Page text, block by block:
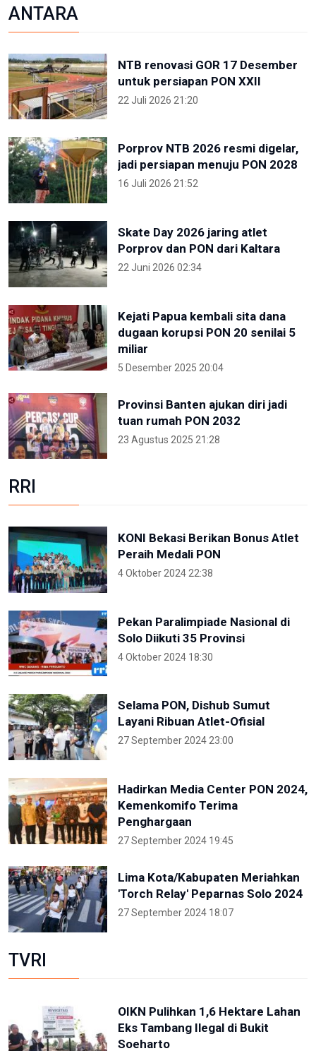
ANTARA
NTB renovasi GOR 17 Desember
untuk persiapan PON XXII
22 Juli 2026 21:20
Porprov NTB 2026 resmi digelar,
jadi persiapan menuju PON 2028
16 Juli 2026 21:52
Skate Day 2026 jaring atlet
Porprov dan PON dari Kaltara
22 Juni 2026 02:34
Kejati Papua kembali sita dana
dugaan korupsi PON 20 senilai 5
miliar
5 Desember 2025 20:04
Provinsi Banten ajukan diri jadi
tuan rumah PON 2032
23 Agustus 2025 21:28
RRI
KONI Bekasi Berikan Bonus Atlet
Peraih Medali PON
4 Oktober 2024 22:38
Pekan Paralimpiade Nasional di
Solo Diikuti 35 Provinsi
4 Oktober 2024 18:30
Selama PON, Dishub Sumut
Layani Ribuan Atlet-Ofisial
27 September 2024 23:00
Hadirkan Media Center PON 2024,
Kemenkomifo Terima
Penghargaan
27 September 2024 19:45
Lima Kota/Kabupaten Meriahkan
'Torch Relay' Peparnas Solo 2024
27 September 2024 18:07
TVRI
OIKN Pulihkan 1,6 Hektare Lahan
Eks Tambang Ilegal di Bukit
Soeharto